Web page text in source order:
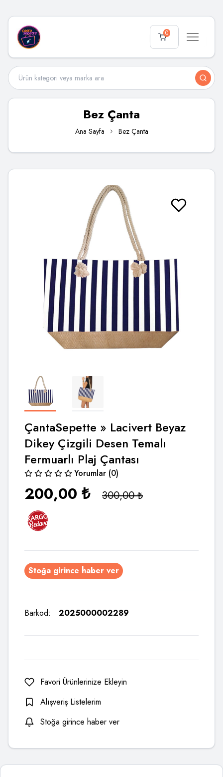
0
Bez Çanta
Ana Sayfa Bez Çanta
ÇantaSepette » Lacivert Beyaz
Dikey Çizgili Desen Temalı
Fermuarlı Plaj Çantası
Yorumlar (0)
200,00 ₺ 300,00₺
Stoğa girince haber ver
Barkod: 2025000002289
Favori Ürünlerinize Ekleyin
Alışveriş Listelerim
Stoğa girince haber ver